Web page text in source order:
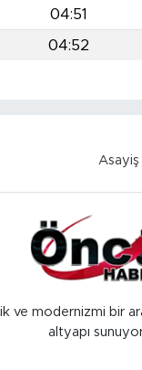
04:51
04:52
Asayiş
ve modernizmi bir
altyapı